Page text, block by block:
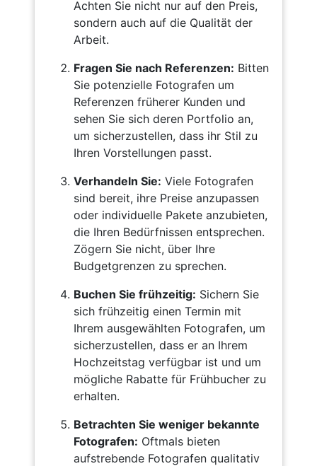
Achten Sie nicht nur auf den Preis,
sondern auch auf die Qualität der
Arbeit.
Fragen Sie nach Referenzen: Bitten
Sie potenzielle Fotografen um
Referenzen früherer Kunden und
sehen Sie sich deren Portfolio an,
um sicherzustellen, dass ihr Stil zu
Ihren Vorstellungen passt.
Verhandeln Sie: Viele Fotografen
sind bereit, ihre Preise anzupassen
oder individuelle Pakete anzubieten,
die Ihren Bedürfnissen entsprechen.
Zögern Sie nicht, über Ihre
Budgetgrenzen zu sprechen.
Buchen Sie frühzeitig: Sichern Sie
sich frühzeitig einen Termin mit
Ihrem ausgewählten Fotografen, um
sicherzustellen, dass er an Ihrem
Hochzeitstag verfügbar ist und um
mögliche Rabatte für Frühbucher zu
erhalten.
Betrachten Sie weniger bekannte
Fotografen: Oftmals bieten
aufstrebende Fotografen qualitativ